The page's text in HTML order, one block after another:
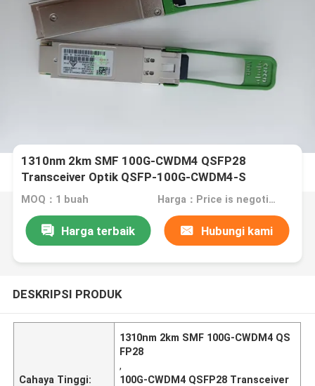
1310nm 2km SMF 100G-CWDM4 QSFP28
Transceiver Optik QSFP-100G-CWDM4-S
MOQ：1 buah Harga：Price is negotiable
Harga terbaik Hubungi kami
DESKRIPSI PRODUK
Cahaya Tinggi:
1310nm 2km SMF 100G-CWDM4 QS
FP28
,
100G-CWDM4 QSFP28 Transceiver